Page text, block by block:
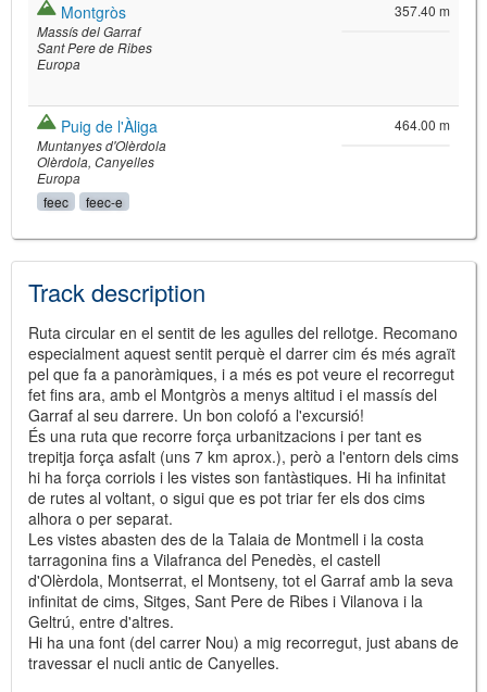
Montgròs
Massís del Garraf
Sant Pere de Ribes
Europa
357.40 m
Puig de l'Àliga
Muntanyes d'Olèrdola
Olèrdola Canyelles
Europa
feec feec-e
464.00 m
Track description
Ruta circular en el sentit de les agulles del rellotge. Recomano
especialment aquest sentit perquè el darrer cim és més agraït
pel que fa a panoràmiques, i a més es pot veure el recorregut
fet fins ara, amb el Montgròs a menys altitud i el massís del
Garraf al seu darrere. Un bon colofó a l'excursió!
És una ruta que recorre força urbanitzacions i per tant es
trepitja força asfalt (uns 7 km aprox.), però a l'entorn dels cims
hi ha força corriols i les vistes son fantàstiques. Hi ha infinitat
de rutes al voltant, o sigui que es pot triar fer els dos cims
alhora o per separat.
Les vistes abasten des de la Talaia de Montmell i la costa
tarragonina fins a Vilafranca del Penedès, el castell
d'Olèrdola, Montserrat, el Montseny, tot el Garraf amb la seva
infinitat de cims, Sitges, Sant Pere de Ribes i Vilanova i la
Geltrú, entre d'altres.
Hi ha una font (del carrer Nou) a mig recorregut, just abans de
travessar el nucli antic de Canyelles.